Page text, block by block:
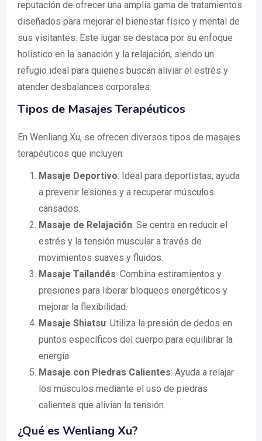
reputación de ofrecer una amplia gama de tratamientos
diseñados para mejorar el bienestar físico y mental de
sus visitantes. Este lugar se destaca por su enfoque
holístico en la sanación y la relajación, siendo un
refugio ideal para quienes buscan aliviar el estrés y
atender desbalances corporales.
Tipos de Masajes Terapéuticos
En Wenliang Xu, se ofrecen diversos tipos de masajes
terapéuticos que incluyen:
Masaje Deportivo: Ideal para deportistas, ayuda
a prevenir lesiones y a recuperar músculos
cansados.
Masaje de Relajación: Se centra en reducir el
estrés y la tensión muscular a través de
movimientos suaves y fluidos.
Masaje Tailandés: Combina estiramientos y
presiones para liberar bloqueos energéticos y
mejorar la flexibilidad.
Masaje Shiatsu: Utiliza la presión de dedos en
puntos específicos del cuerpo para equilibrar la
energía.
Masaje con Piedras Calientes: Ayuda a relajar
los músculos mediante el uso de piedras
calientes que alivian la tensión.
¿Qué es Wenliang Xu?